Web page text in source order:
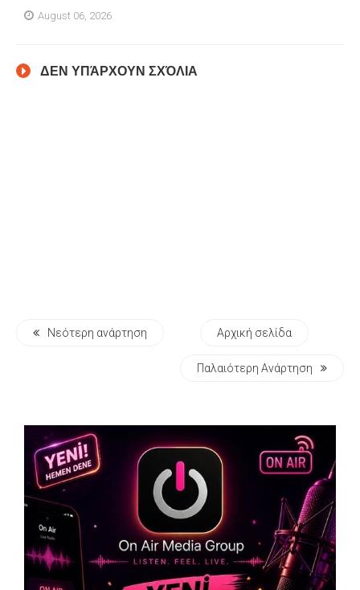
August 06, 2026
ΔΕΝ ΥΠΆΡΧΟΥΝ ΣΧΌΛΙΑ
Νεότερη ανάρτηση Αρχική σελίδα
Παλαιότερη Ανάρτηση